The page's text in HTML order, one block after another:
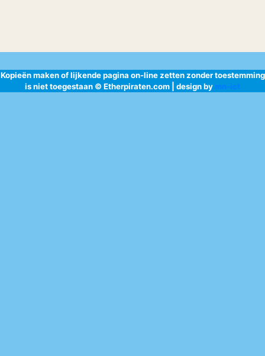
Kopieën maken of lijkende pagina on-line zetten zonder toestemming
is niet toegestaan © Etherpiraten.com | design by mn-ict